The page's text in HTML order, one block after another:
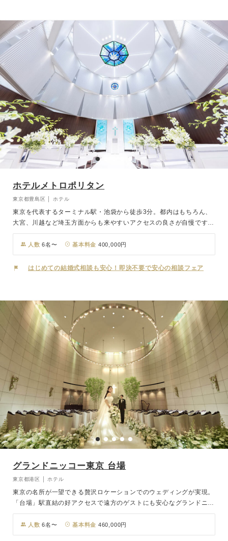
す。 世代を問わず愛される上質なホテルウェディングで、心に残る
特別なひとときをお過ごしください。
ホテルメトロポリタン
東京都豊島区 │ ホテル
東京を代表するターミナル駅・池袋から徒歩3分。都内はもちろん、
大宮、川越など埼玉方面からも来やすいアクセスの良さが自慢です。
緑溢れる屋上ガーデン、ステンドグラスのあるモダンなチャペル、眺
望抜群のバンケットなどホテルウェディングならではの設備を、おふ
たりでの挙式から少人数婚・家族婚までご利用いただけます。
人数 6名〜 基本料金 400,000円
はじめての結婚式相談も安心！即決不要で安心の相談フェア
グランドニッコー東京 台場
東京都港区 │ ホテル
東京の名所が一望できる贅沢ロケーションでのウェディングが実現。
「台場」駅直結の好アクセスで遠方のゲストにも安心なグランドニッ
コー東京台場は、東京ベイエリアでは唯一無二のヨーロピアンテイス
トホテルでの結婚式が叶う会場です。永遠を表すリングを形どった天
井装飾が目を引く石造りの独立型チャペル「ルミエール」では、まる
人数 6名〜 基本料金 460,000円